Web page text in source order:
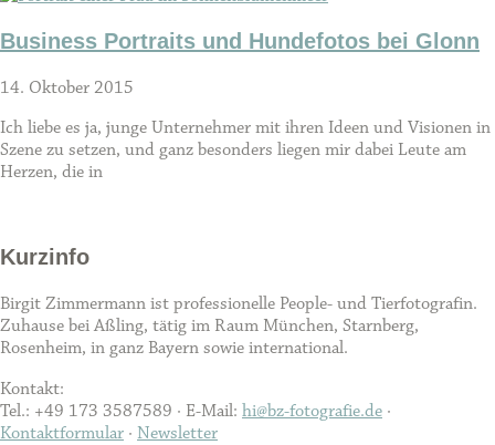
Business Portraits und Hundefotos bei Glonn
14. Oktober 2015
Ich liebe es ja, junge Unternehmer mit ihren Ideen und Visionen in
Szene zu setzen, und ganz besonders liegen mir dabei Leute am
Herzen, die in
Kurzinfo
Birgit Zimmermann ist professionelle People- und Tierfotografin.
Zuhause bei Aßling, tätig im Raum München, Starnberg,
Rosenheim, in ganz Bayern sowie international.
Kontakt:
Tel.: +49 173 3587589 · E-Mail: hi@bz-fotografie.de ·
Kontaktformular · Newsletter